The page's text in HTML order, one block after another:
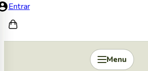
Entrar
Menu